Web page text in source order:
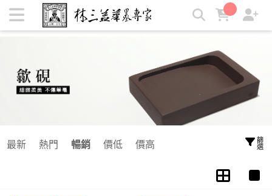
林三益歙硯推薦 | 林三益筆墨專家
最新 熱門 暢銷 價低 價高 篩選